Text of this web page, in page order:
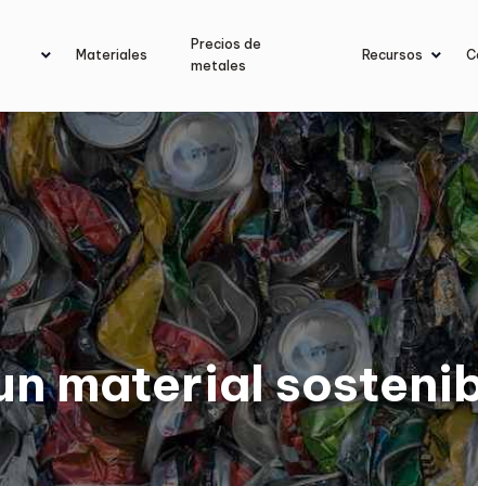
Materiales
Precios de
metales
Recursos
material